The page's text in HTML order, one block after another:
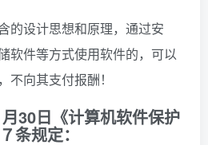
的设计思想和原理，通过安
软件等方式使用软件的，可以
不向其支付报酬！
日《计算机软件保护
条规定：